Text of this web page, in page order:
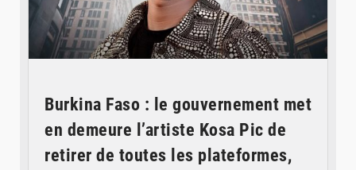
Burkina Faso : le gouvernement met
en demeure l’artiste Kosa Pic de
retirer de toutes les plateformes,